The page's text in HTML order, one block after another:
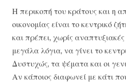
Η περικοπή του κράτους και η
οικονομίας είναι το κεντρικό
και πρέπει, χωρίς αναπτυξιακές
μεγάλα λόγια, να γίνει το
Δυστυχώς, τα ψέματα και οι
Αν κάποιος διαφωνεί με κάτι